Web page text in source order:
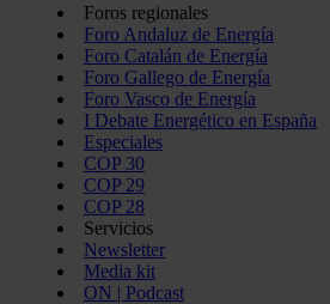
Foros regionales
Foro Andaluz de Energía
Foro Catalán de Energía
Foro Gallego de Energía
Foro Vasco de Energía
I Debate Energético en España
Especiales
COP 30
COP 29
COP 28
Servicios
Newsletter
Media kit
ON | Podcast